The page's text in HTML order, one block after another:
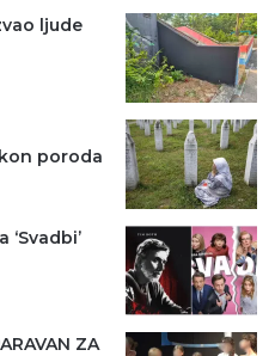
ljude
poroda
‘Svadbi’
ZA